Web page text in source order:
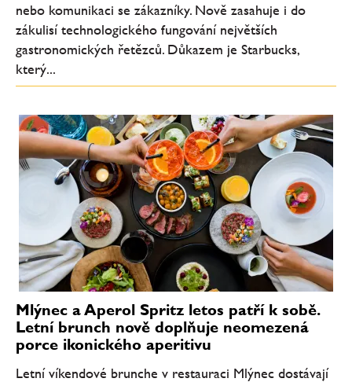
nebo komunikaci se zákazníky. Nově zasahuje i do
zákulisí technologického fungování největších
gastronomických řetězců. Důkazem je Starbucks,
který...
Mlýnec a Aperol Spritz letos patří k sobě.
Letní brunch nově doplňuje neomezená
porce ikonického aperitivu
Letní víkendové brunche v restauraci Mlýnec dostávají